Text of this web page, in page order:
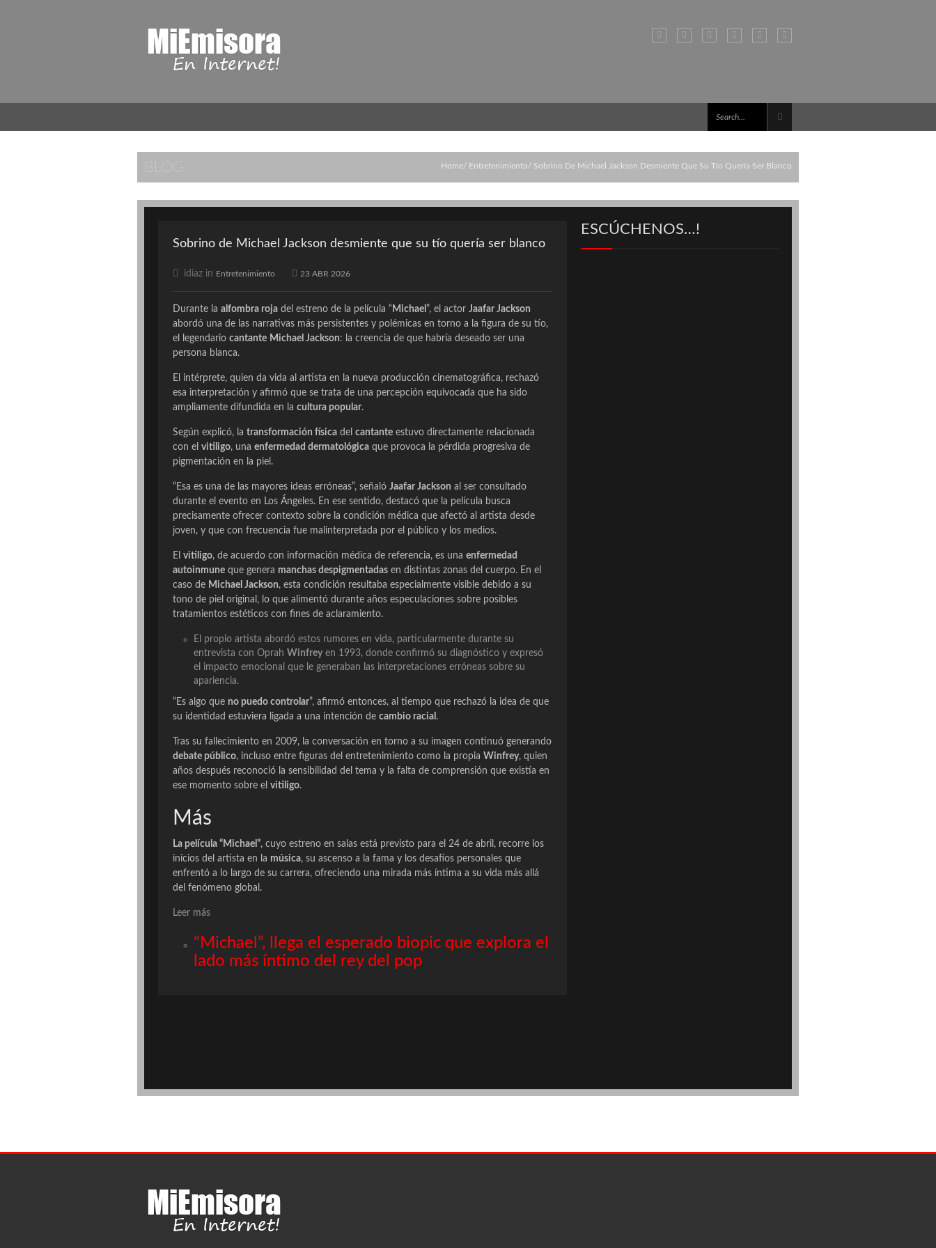
BLOG Home Entretenimiento Sobrino De Michael Jackson Desmiente Que Su Tío Quería Ser Blanco
Sobrino de Michael Jackson desmiente que su tío quería ser blanco
idiaz in Entretenimiento 23 ABR 2026
Durante la alfombra roja del estreno de la película “ Michael ”, el actor Jaafar Jackson
abordó una de las narrativas más persistentes y polémicas en torno a la figura de su tío,
el legendario cantante Michael Jackson: la creencia de que habría deseado ser una
persona blanca.
El intérprete, quien da vida al artista en la nueva producción cinematográfica, rechazó
esa interpretación y afirmó que se trata de una percepción equivocada que ha sido
ampliamente difundida en la cultura popular.
Según explicó, la transformación física del cantante estuvo directamente relacionada
con el vitiligo, una enfermedad dermatológica que provoca la pérdida progresiva de
pigmentación en la piel.
“Esa es una de las mayores ideas erróneas”, señaló Jaafar Jackson al ser consultado
durante el evento en Los Ángeles. En ese sentido, destacó que la película busca
precisamente ofrecer contexto sobre la condición médica que afectó al artista desde
joven, y que con frecuencia fue malinterpretada por el público y los medios.
El vitiligo, de acuerdo con información médica de referencia, es una enfermedad
autoinmune que genera manchas despigmentadas en distintas zonas del cuerpo. En el
caso de Michael Jackson, esta condición resultaba especialmente visible debido a su
tono de piel original, lo que alimentó durante años especulaciones sobre posibles
tratamientos estéticos con fines de aclaramiento.
El propio artista abordó estos rumores en vida, particularmente durante su
entrevista con Oprah Winfrey en 1993, donde confirmó su diagnóstico y expresó
el impacto emocional que le generaban las interpretaciones erróneas sobre su
apariencia.
“Es algo que no puedo controlar”, afirmó entonces, al tiempo que rechazó la idea de que
su identidad estuviera ligada a una intención de cambio racial .
Tras su fallecimiento en 2009, la conversación en torno a su imagen continuó generando
debate público, incluso entre figuras del entretenimiento como la propia Winfrey, quien
años después reconoció la sensibilidad del tema y la falta de comprensión que existía en
ese momento sobre el vitiligo.
Más
La película “Michael”, cuyo estreno en salas está previsto para el 24 de abril, recorre los
inicios del artista en la música, su ascenso a la fama y los desafíos personales que
enfrentó a lo largo de su carrera, ofreciendo una mirada más íntima a su vida más allá
del fenómeno global.
Leer más
“Michael”, llega el esperado biopic que explora el
lado más íntimo del rey del pop
ESCÚCHENOS…!